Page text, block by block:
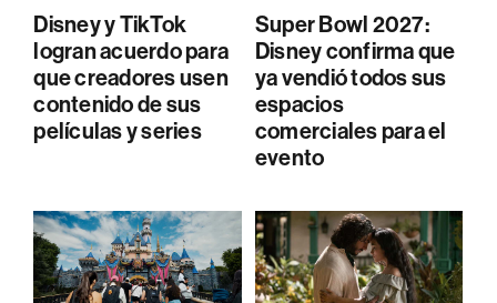
Disney y TikTok
logran acuerdo para
que creadores usen
contenido de sus
películas y series
Super Bowl 2027:
Disney confirma que
ya vendió todos sus
espacios
comerciales para el
evento